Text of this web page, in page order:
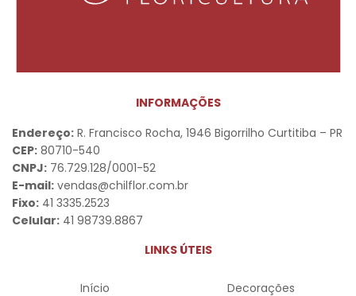
INFORMAÇÕES
Endereço: R. Francisco Rocha, 1946 Bigorrilho Curtitiba – PR
CEP: 80710-540
CNPJ: 76.729.128/0001-52
E-mail: vendas@chilflor.com.br
Fixo: 41 3335.2523
Celular: 41 98739.8867
LINKS ÚTEIS
Início
Decorações